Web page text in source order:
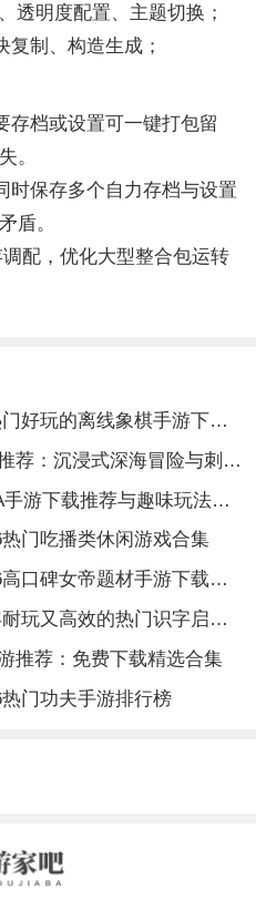
透明度配置、主题切换；
制、构造生成；
存档或设置可一键打包留
。
时保存多个自力存档与设置
盾。
配，优化大型整合包运转
象棋单机游戏推荐 2026热门好玩的离线象棋手游下载榜单
2026热门海底狩猎类游戏推荐：沉浸式深海冒险与刺激捕猎体验合集
FIFA手游2026 好玩的FIFA手游下载推荐与趣味玩法合集
门吃播类休闲游戏合集
耐玩的女帝游戏推荐 2026高口碑女帝题材手游下载榜单
幼儿识字游戏推荐 2026年耐玩又高效的热门识字启蒙游戏汇总
推荐：免费下载精选合集
门功夫手游排行榜